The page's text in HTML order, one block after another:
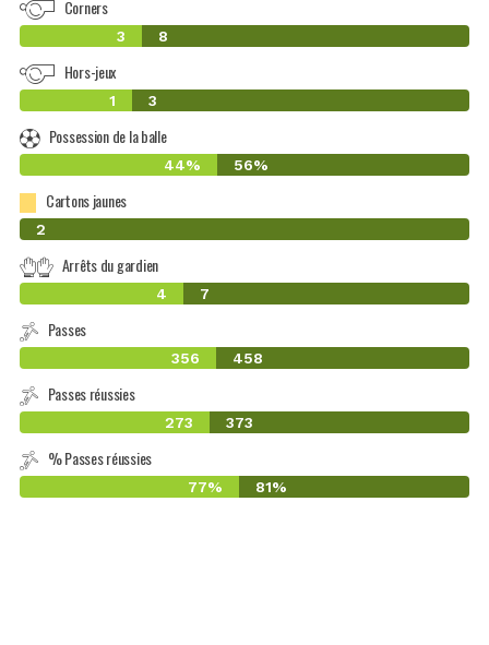
Corners
3 8
Hors-jeux
1 3
Possession de la balle
44% 56%
Cartons jaunes
0
2
Arrêts du gardien
4 7
Passes
356 458
Passes réussies
273 373
% Passes réussies
77% 81%